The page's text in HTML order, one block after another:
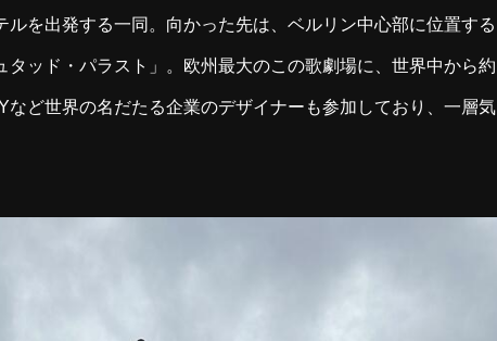
ルを出発する一同。向かった先は、ベルリン中心部に位置する
タッド・パラスト」。欧州最大のこの歌劇場に、世界中から約
など世界の名だたる企業のデザイナーも参加しており、一層気